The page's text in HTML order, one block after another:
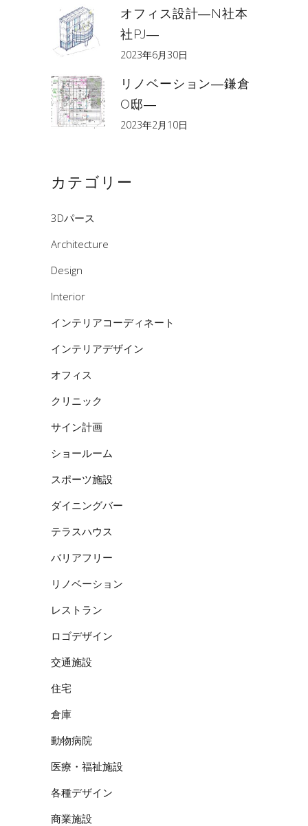
オフィス設計―N社本
社PJ―
2023年6月30日
リノベーション―鎌倉
O邸―
2023年2月10日
カテゴリー
3Dパース
Architecture
Design
Interior
インテリアコーディネート
インテリアデザイン
オフィス
クリニック
サイン計画
ショールーム
スポーツ施設
ダイニングバー
テラスハウス
バリアフリー
リノベーション
レストラン
ロゴデザイン
交通施設
住宅
倉庫
動物病院
医療・福祉施設
各種デザイン
商業施設